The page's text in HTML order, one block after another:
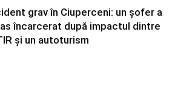
grav în Ciuperceni: un șofer a
încarcerat după impactul dintre
și un autoturism